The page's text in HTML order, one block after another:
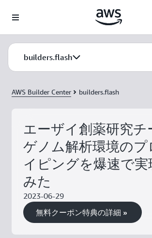
builders.flash
AWS Builder Center builders.flash
エーザイ創薬研究チ
ゲノム解析環境のプ
イピングを爆速で実
みた
2023-06-29
無料クーポン特典の詳細 »